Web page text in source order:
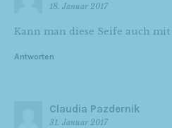
18. Januar 2017
Kann man diese Seife auch
Antworten
Claudia Pazdernik
31. Januar 2017